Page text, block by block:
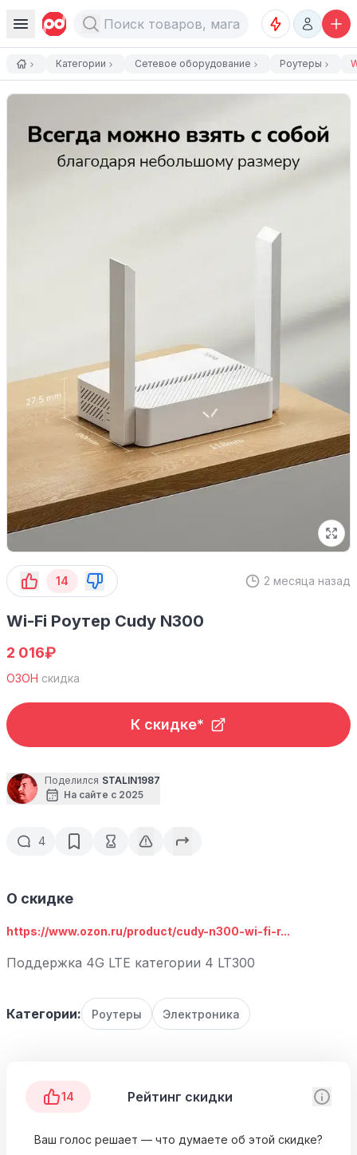
Категории Сетевое оборудование Роутеры
14 2 месяца назад
Wi-Fi Роутер Cudy N300
2 016₽
ОЗОН скидка
К скидке*
Поделился STALIN1987
На сайте с 2025
4
О скидке
https://www.ozon.ru/product/cudy-n300-wi-fi-r...
Поддержка 4G LTE категории 4 LT300
Категории: Роутеры Электроника
14 Рейтинг скидки
Ваш голос решает — что думаете об этой скидке?